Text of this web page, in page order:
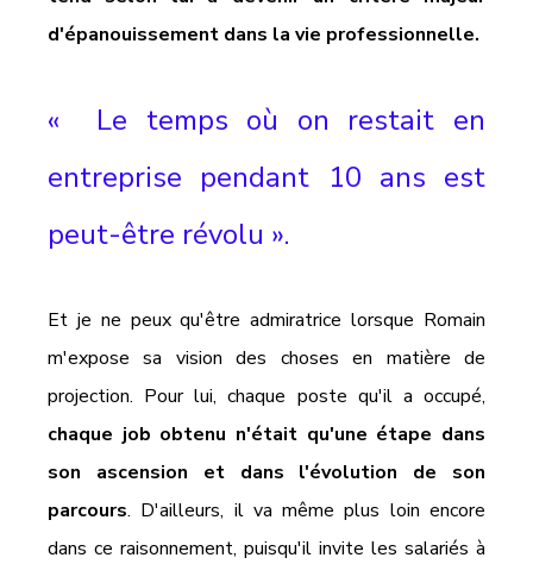
d'épanouissement dans la vie professionnelle.
«  Le temps où on restait en
entreprise pendant 10 ans est
peut-être révolu ».
Et je ne peux qu'être admiratrice lorsque Romain
m'expose sa vision des choses en matière de
chaque job obtenu n'était qu'une étape dans
son ascension et dans l'évolution de son
parcours. D'ailleurs, il va même plus loin encore
dans ce raisonnement, puisqu'il invite les salariés à